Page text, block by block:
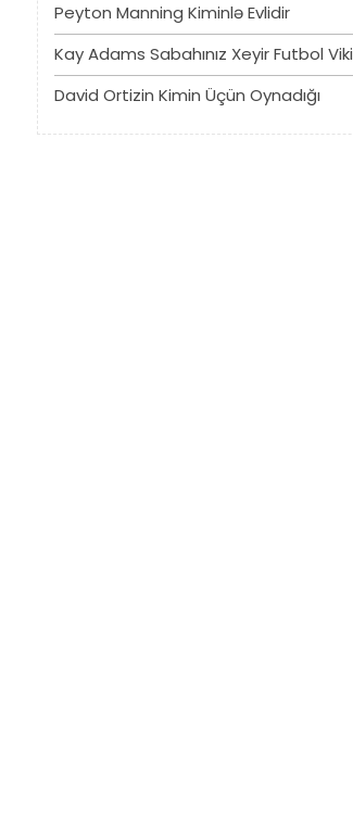
Peyton Manning Kiminlə Evlidir
Kay Adams Sabahınız Xeyir Futbol Viki
David Ortizin Kimin Üçün Oynadığı